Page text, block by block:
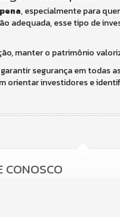
, especialmente para
adequada, esse tipo de
manter o patrimônio
segurança em todas
orientar investidores e
CONOSCO